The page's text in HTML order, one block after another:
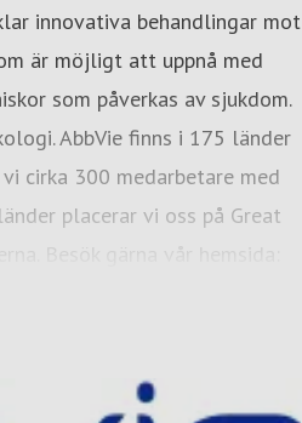
forskning & utveckling,
innovativa behandlingar mot
är möjligt att uppnå med
som påverkas av sjukdom.
AbbVie finns i 175 länder
cirka 300 medarbetare med
placerar vi oss på Great
Instagram.